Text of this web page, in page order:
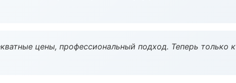
цены, профессиональный подход. Теперь только